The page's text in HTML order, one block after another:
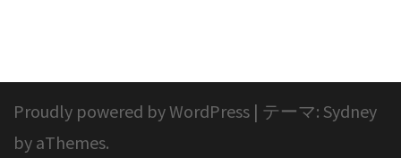
Proudly powered by WordPress | テーマ: Sydney
by aThemes.